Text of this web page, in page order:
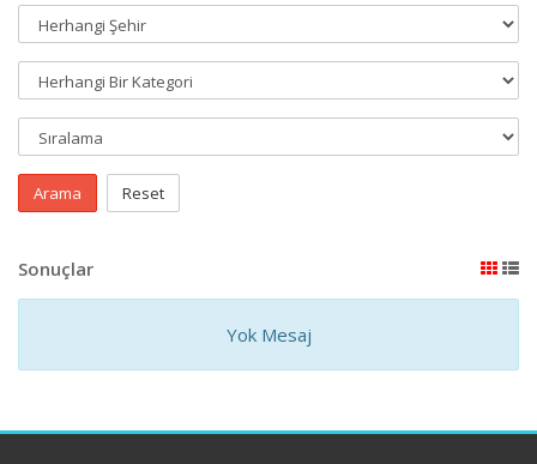
Arama Reset
Sonuçlar
Yok Mesaj